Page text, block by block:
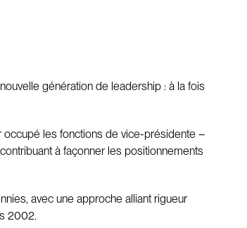
génération de leadership : à la fois
occupé les fonctions de vice-présidente –
à façonner les positionnements
avec une approche alliant rigueur
2002.